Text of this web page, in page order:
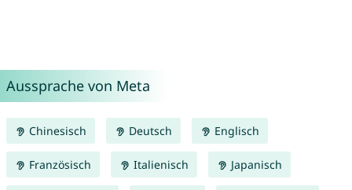
Aussprache von Meta
Chinesisch Deutsch Englisch
Französisch Italienisch Japanisch